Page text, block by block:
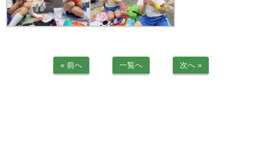
« 前へ 一覧へ 次へ »
重要事項説明書
園の自己評価公表